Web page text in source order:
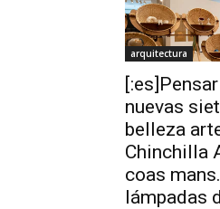
arquitectura
nuevas
belleza
Chinchilla
coas
lámpadas